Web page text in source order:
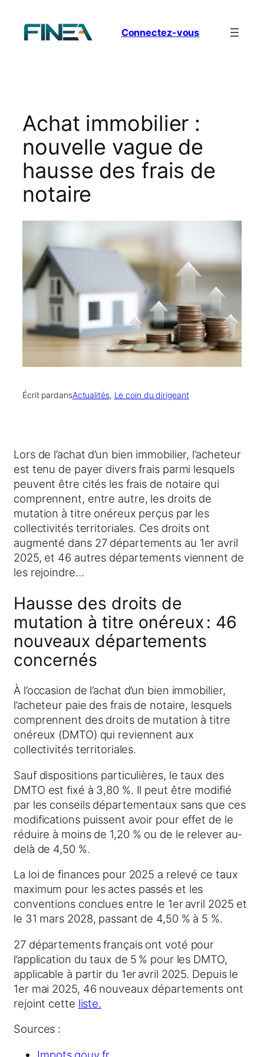
contenu
Connectez-vous
Achat immobilier :
nouvelle vague de
hausse des frais de
notaire
Écrit pardansActualités, Le coin du dirigeant
Lors de l’achat d’un bien immobilier, l’acheteur
est tenu de payer divers frais parmi lesquels
peuvent être cités les frais de notaire qui
comprennent, entre autre, les droits de
mutation à titre onéreux perçus par les
collectivités territoriales. Ces droits ont
augmenté dans 27 départements au 1er avril
2025, et 46 autres départements viennent de
les rejoindre…
Hausse des droits de
mutation à titre onéreux : 46
nouveaux départements
concernés
À l’occasion de l’achat d’un bien immobilier,
l’acheteur paie des frais de notaire, lesquels
comprennent des droits de mutation à titre
onéreux (DMTO) qui reviennent aux
collectivités territoriales.
Sauf dispositions particulières, le taux des
DMTO est fixé à 3,80 %. Il peut être modifié
par les conseils départementaux sans que ces
modifications puissent avoir pour effet de le
réduire à moins de 1,20 % ou de le relever au-
delà de 4,50 %.
La loi de finances pour 2025 a relevé ce taux
maximum pour les actes passés et les
conventions conclues entre le 1er avril 2025 et
le 31 mars 2028, passant de 4,50 % à 5 %.
27 départements français ont voté pour
l’application du taux de 5 % pour les DMTO,
applicable à partir du 1er avril 2025. Depuis le
1er mai 2025, 46 nouveaux départements ont
rejoint cette liste.
Sources :